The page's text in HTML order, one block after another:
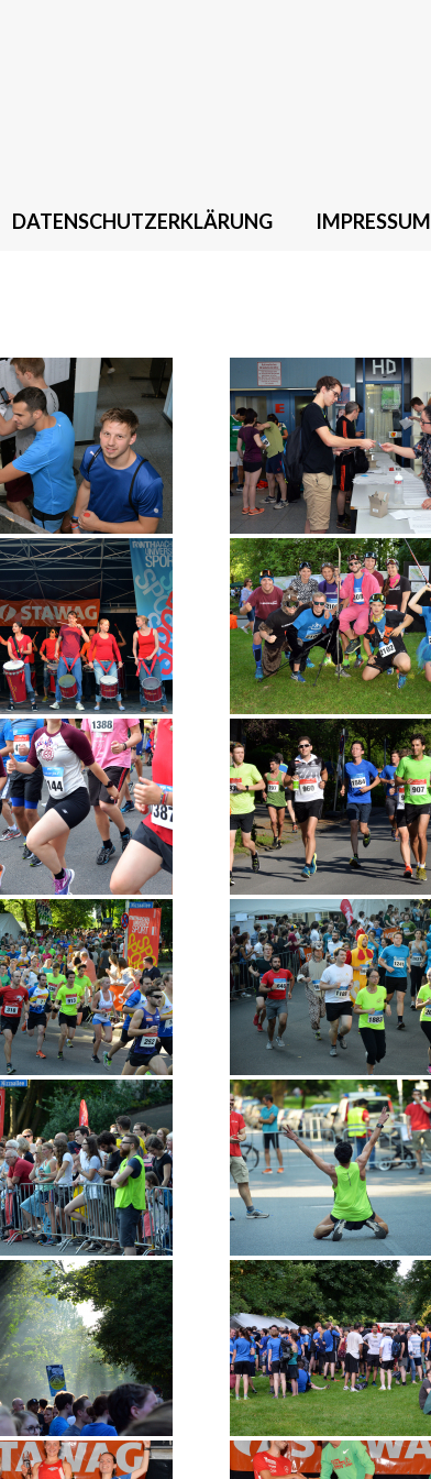
DATENSCHUTZERKLÄRUNG IMPRESSUM